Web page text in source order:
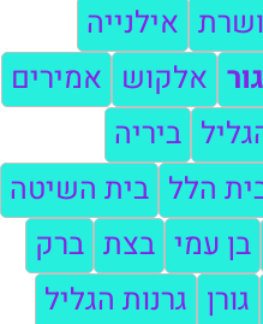
אילנייה
אלקוש אמירים
ביריה
הלל בית השיטה
בן עמי בצת ברק
גורן גרנות הגליל